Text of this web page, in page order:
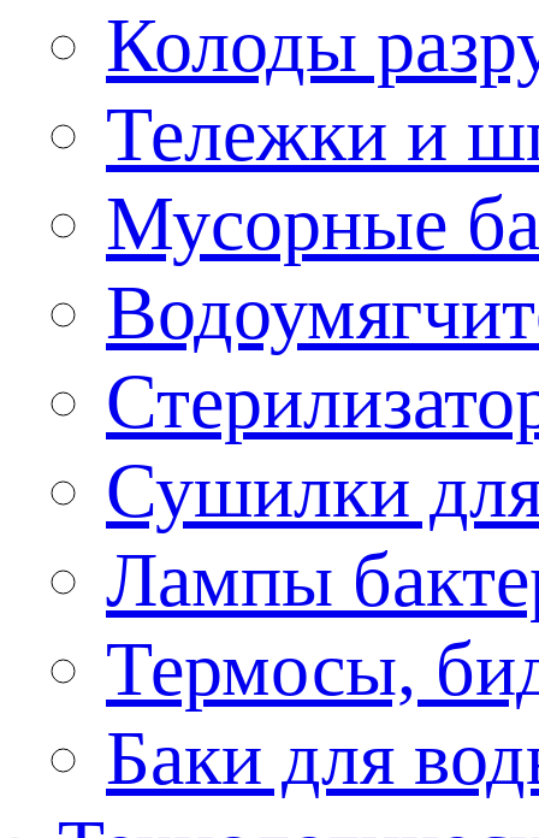
Колоды
Тележки и
Мусорные
Сушилки
Лампы
Термосы,
Баки для